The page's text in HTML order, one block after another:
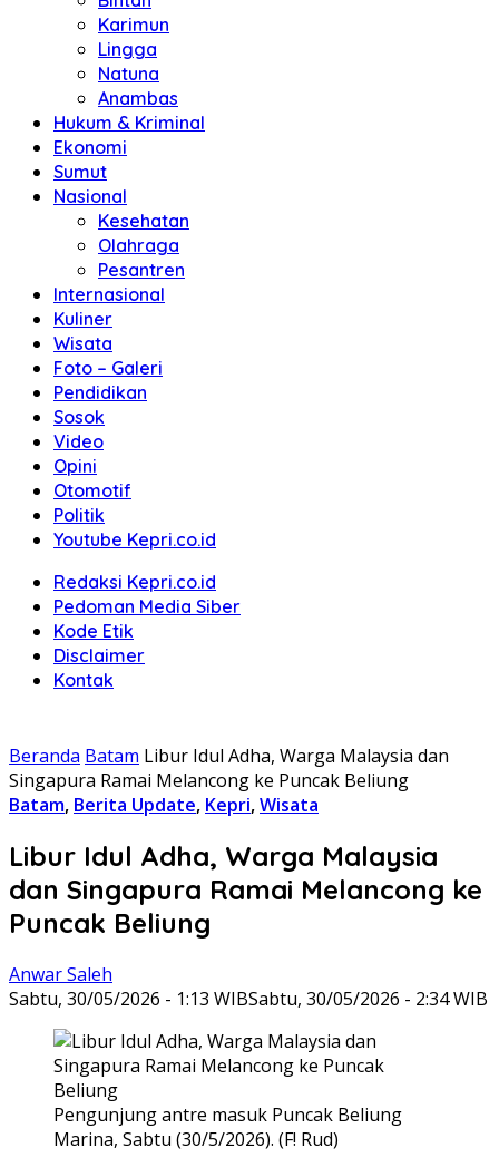
Karimun
Lingga
Natuna
Anambas
Hukum & Kriminal
Ekonomi
Sumut
Nasional
Kesehatan
Olahraga
Pesantren
Internasional
Kuliner
Wisata
Foto – Galeri
Pendidikan
Sosok
Video
Opini
Otomotif
Politik
Youtube Kepri.co.id
Redaksi Kepri.co.id
Pedoman Media Siber
Kode Etik
Disclaimer
Kontak
Beranda Batam Libur Idul Adha, Warga Malaysia dan
Singapura Ramai Melancong ke Puncak Beliung
Batam, Berita Update, Kepri,Wisata
Libur Idul Adha, Warga Malaysia
dan Singapura Ramai Melancong ke
Puncak Beliung
Anwar Saleh
Sabtu, 30/05/2026 - 1:13 WIBSabtu, 30/05/2026 - 2:34 WIB
Pengunjung antre masuk Puncak Beliung
Marina, Sabtu (30/5/2026). (F! Rud)